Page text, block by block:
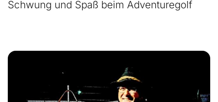
Schwung und Spaß beim Adventuregolf